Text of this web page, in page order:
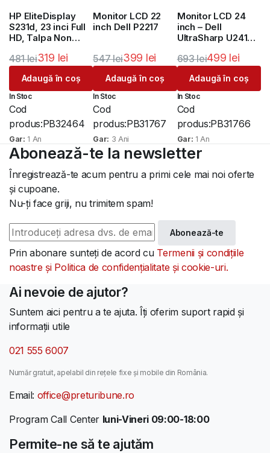
HP EliteDisplay
S231d, 23 inci Full
HD, Talpa Non
481lei
Prețul
inițial
a
fost:
481 lei.
319 lei
Prețul
curent
este:
319 lei.
Adaugă în coș
In Stoc
Cod
produs:PB32464
Gar: 1 An
Monitor LCD 22
inch Dell P2217
547lei
Prețul
inițial
a
fost:
547 lei.
399 lei
Prețul
curent
este:
399 lei.
Adaugă în coș
In Stoc
Cod
produs:PB31767
Gar: 3 Ani
Monitor LCD 24
inch – Dell
UltraSharp U2415b
693lei
Prețul
inițial
a
fost:
693 lei.
499 lei
Prețul
curent
este:
499 lei.
Adaugă în coș
In Stoc
Cod
produs:PB31766
Gar: 1 An
Abonează-te la newsletter
Înregistrează-te acum pentru a primi cele mai noi oferte
și cupoane.
Nu-ți face griji, nu trimitem spam!
Abonează-te
Prin abonare sunteți de acord cu Termenii și condițiile
noastre și Politica de confidențialitate și cookie-uri.
Ai nevoie de ajutor?
Suntem aici pentru a te ajuta. Îți oferim suport rapid și
informații utile
021 555 6007
Număr gratuit, apelabil din rețele fixe și mobile din România.
Email: office@preturibune.ro
Program Call Center luni-Vineri 09:00-18:00
Permite-ne să te ajutăm